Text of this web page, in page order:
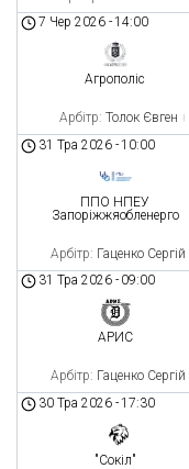
7 Чер 2026 -14:00
Агрополіс
Арбітр: Толок Євген
31 Тра 2026 -10:00
ППО НПЕУ
Запоріжжяобленерго
Арбітр: Гаценко Сергій
31 Тра 2026 - 09:00
АРИС
Арбітр: Гаценко Сергій
30 Тра 2026 -17:30
"Сокіл"